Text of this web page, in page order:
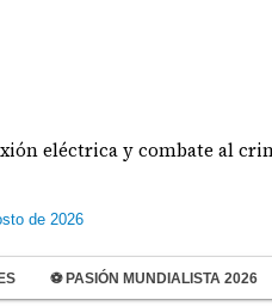
y combate al crimen
de 2026
⚽ PASIÓN MUNDIALISTA 2026